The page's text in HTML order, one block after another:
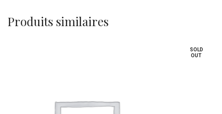
Produits similaires